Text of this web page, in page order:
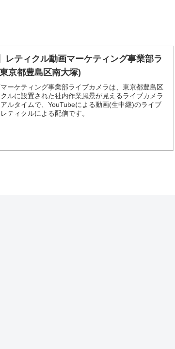
レティクル動画マーケティング事業部ラ
京都豊島区南大塚)
ーケティング事業部ライブカメラは、東京都豊島区
ルに設置された社内作業風景が見えるライブカメラ
ルタイムで、YouTubeによる動画(生中継)のライブ
ティクルによる配信です。